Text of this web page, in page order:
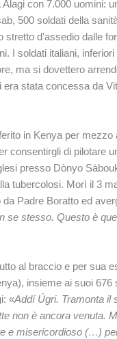
con 7.000 uomini:
500 soldati della
d’assedio dalle
I soldati italiani,
ma si dovettero
era stata concessa da
in Kenya per mezzo
consentirgli di pilotare
presso Dònyo
tubercolosi. Morì il 3
Padre Boratto ed
se stesso. Questo è
al braccio e per sua
insieme ai suoi 676
«Addí Úgri. Tramonta il
non è ancora venuta.
e misericordioso (…)